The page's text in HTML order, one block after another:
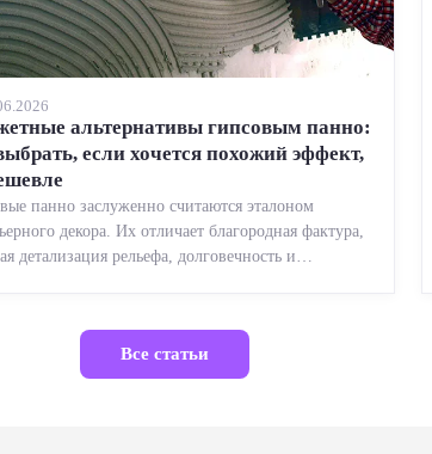
альтернативы гипсовым панно:
если хочется похожий эффект,
панно заслуженно считаются эталоном
декора. Их отличает благородная фактура,
детализация рельефа, долговечность и
Все статьи